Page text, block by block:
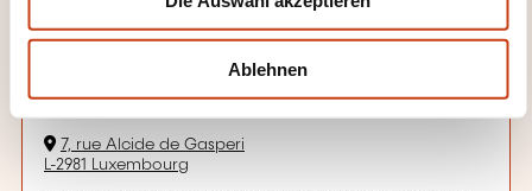
Ablehnen
Details anzeigen
Veranstaltungsort der Weiterbildung
7, rue Alcide de Gasperi
L-2981 Luxembourg